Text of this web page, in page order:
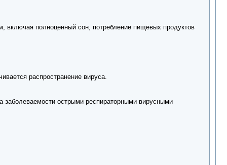
включая полноценный сон, потребление пищевых продуктов
распространение вируса.
заболеваемости острыми респираторными вирусными